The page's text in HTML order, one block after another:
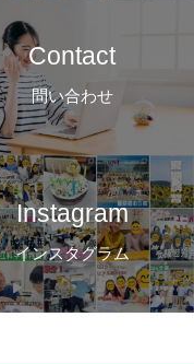
Contact
問い合わせ
Instagram
インスタグラム